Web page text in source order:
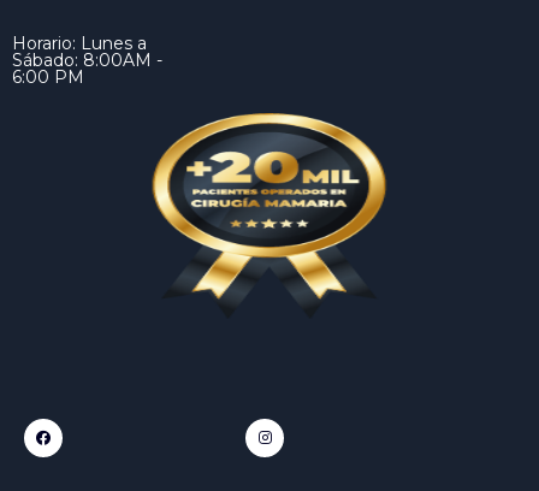
Horario: Lunes a
Sábado: 8:00AM -
6:00 PM